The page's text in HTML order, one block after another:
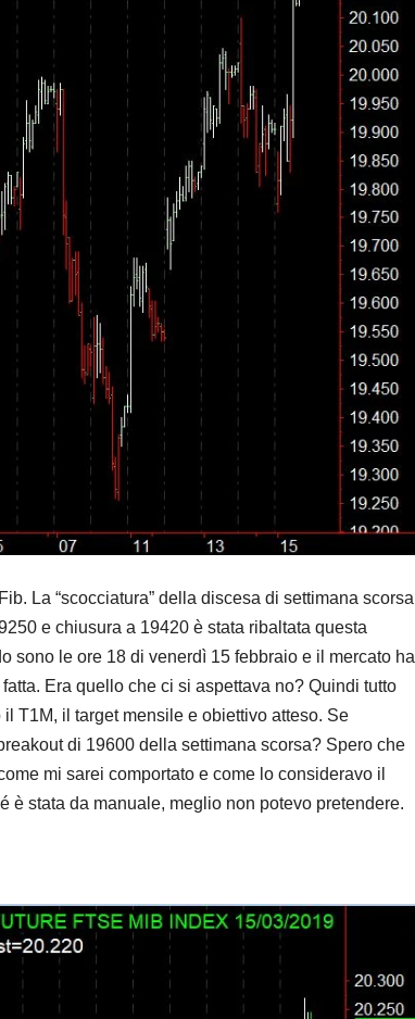
La “scocciatura” della discesa di settimana scorsa
e chiusura a 19420 è stata ribaltata questa
sono le ore 18 di venerdì 15 febbraio e il mercato ha
Era quello che ci si aspettava no? Quindi tutto
T1M, il target mensile e obiettivo atteso. Se
di 19600 della settimana scorsa? Spero che
mi sarei comportato e come lo consideravo il
è stata da manuale, meglio non potevo pretendere.